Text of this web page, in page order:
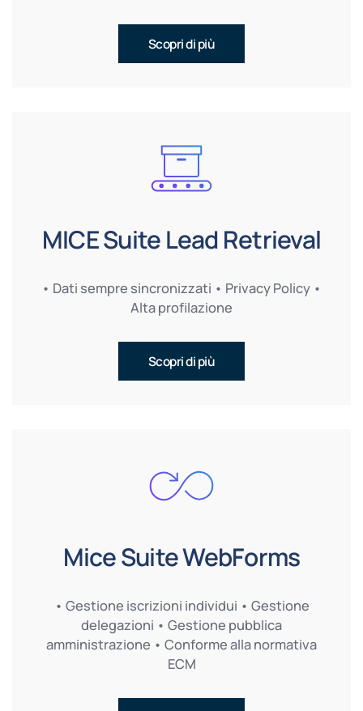
Scopri di più
MICE Suite Lead Retrieval
• Dati sempre sincronizzati • Privacy Policy •
Alta profilazione
Scopri di più
Mice Suite WebForms
• Gestione iscrizioni individui • Gestione
delegazioni • Gestione pubblica
amministrazione • Conforme alla normativa
ECM